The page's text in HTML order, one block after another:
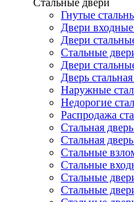
Стальные двери
Гнутые
Двери
Двери
Стальные
Двери
Дверь
Наружные
Недорогие
Распродажа
Стальная
Стальная
Стальные
Стальные
Стальные
Стальные